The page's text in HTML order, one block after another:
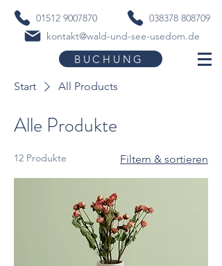
01512 9007870
038378 808709​
kontakt@wald-und-see-usedom.de
BUCHUNG
Start All Products
Alle Produkte
12 Produkte Filtern & sortieren